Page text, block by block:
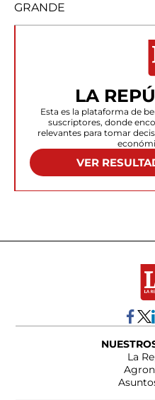
GRANDE
LA
Esta es la plataforma de
suscriptores, donde
relevantes para tomar
VER
La